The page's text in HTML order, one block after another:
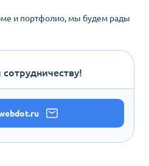
и портфолио, мы будем рады